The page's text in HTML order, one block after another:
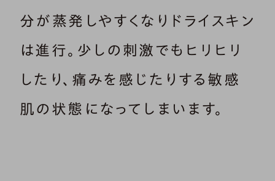
分が蒸発しやすくなりドライスキン
は進行。少しの刺激でもヒリヒリ
したり、痛みを感じたりする敏感
肌の状態になってしまいます。